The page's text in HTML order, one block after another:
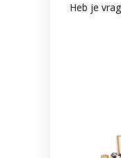
Heb je